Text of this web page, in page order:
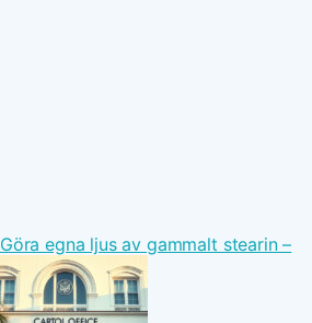
Göra egna ljus av gammalt stearin –